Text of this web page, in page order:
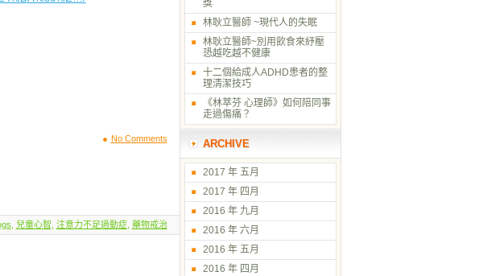
No Comments
兒童心智 注意力不足過動症, 藥物戒治
獎
林耿立醫師 ~現代人的失眠
林耿立醫師~別用飲食來紓壓
恐越吃越不健康
十二個給成人ADHD患者的整
理清潔技巧
《林萃芬 心理師》如何陪同事
走過傷痛？
ARCHIVE
2017 年 五月
2017 年 四月
2016 年 九月
2016 年 六月
2016 年 五月
2016 年 四月